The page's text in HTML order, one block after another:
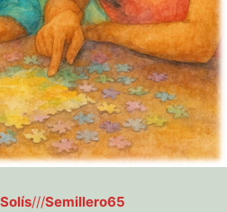
///Semillero65